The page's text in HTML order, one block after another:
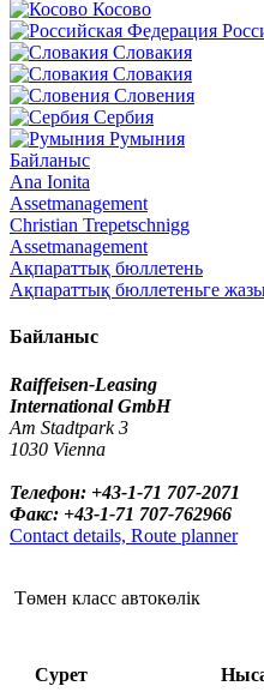
Косово
Словакия
Словакия
Словения
Сербия
Румыния
Байланыс
Ana Ionita
Assetmanagement
Christian Trepetschnigg
Assetmanagement
Ақпараттық бюллетень
Ақпараттық бюллетеньге
Байланыс
Raiffeisen-Leasing
International GmbH
Am Stadtpark 3
1030 Vienna
Телефон: +43-1-71 707-2071
Факс: +43-1-71 707-762966
Contact details, Route planner
Төмен класс автокөлік
Сурет